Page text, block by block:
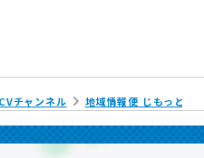
チャンネル 地域情報便 じもっと!!